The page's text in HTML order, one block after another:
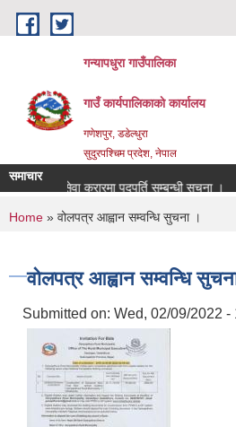
Skip to main content
गन्यापधुरा गाउँपालिका
गाउँ कार्यपालिकाकाे कार्यालय
गणेशपुर, डडेल्धुरा
सुदुरपश्चिम प्रदेश, नेपाल
समाचार
सेवा करारमा पदपुर्ति सम्बन्धी सुचना ।
You are here
Home » वोलपत्र आह्वान सम्वन्धि सुचना ।
वोलपत्र आह्वान सम्वन्धि
Submitted on: Wed, 02/09/2022 -